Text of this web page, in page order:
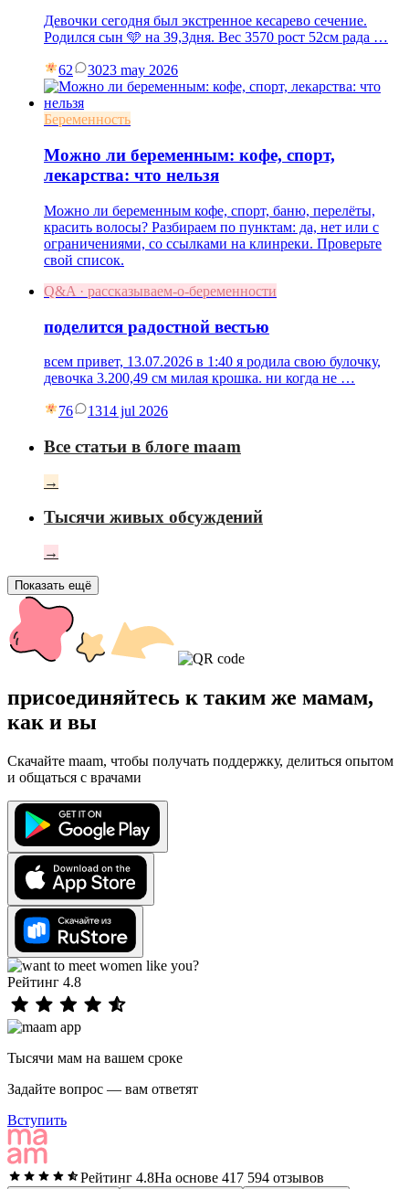
Девочки сегодня был экстренное кесарево сечение.
Родился сын 🩵 на 39,3дня. Вес 3570 рост 52см рада …
62 3023 may 2026
Беременность
Можно ли беременным: кофе, спорт,
лекарства: что нельзя
Можно ли беременным кофе, спорт, баню, перелёты,
красить волосы? Разбираем по пунктам: да, нет или с
ограничениями, со ссылками на клинреки. Проверьте
свой список.
Q&A · рассказываем-о-беременности
поделится радостной вестью
всем привет, 13.07.2026 в 1:40 я родила свою булочку,
девочка 3.200,49 см милая крошка. ни когда не …
76 1314 jul 2026
Все статьи в блоге maam
→
Тысячи живых обсуждений
→
Показать ещё
присоединяйтесь к таким же мамам,
как и вы
Скачайте maam, чтобы получать поддержку, делиться опытом
и общаться с врачами
Рейтинг 4.8
Тысячи мам на вашем сроке
Задайте вопрос — вам ответят
Вступить
Рейтинг 4.8На основе 417 594 отзывов